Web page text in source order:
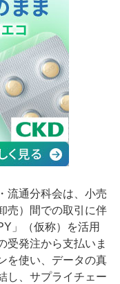
流通分科会は、小売
売）間での取引に伴
」（仮称）を活用
受発注から支払いま
を使い、データの真
し、サプライチェー